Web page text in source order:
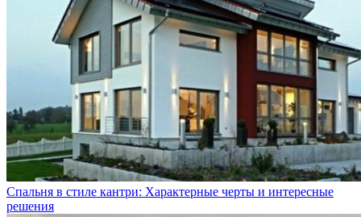
Спальня в стиле кантри: Характерные черты и интересные
решения